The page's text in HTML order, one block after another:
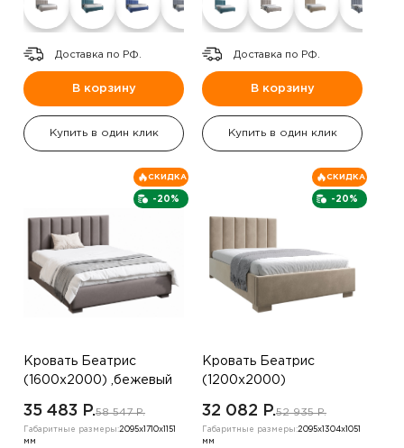
Доставка по РФ.
В корзину
Купить в один клик
Доставка по РФ.
В корзину
Купить в один клик
-20%
СКИДКА
Кровать Беатрис
(1600х2000) ,бежевый
35 483 P.58 547 P.
Габаритные размеры:2095х1710х1151
мм
-20%
СКИДКА
Кровать Беатрис
(1200х2000)
32 082 P.52 935 P.
Габаритные размеры:2095х1304х1051
мм